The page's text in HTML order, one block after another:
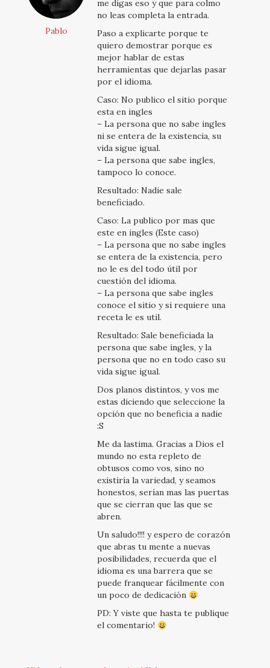
Pablo
me digas eso y que para colmo
no leas completa la entrada.
Paso a explicarte porque te
quiero demostrar porque es
mejor hablar de estas
herramientas que dejarlas pasar
por el idioma.
Caso: No publico el sitio porque
esta en ingles
– La persona que no sabe ingles
ni se entera de la existencia, su
vida sigue igual.
– La persona que sabe ingles,
tampoco lo conoce.
Resultado: Nadie sale
beneficiado.
Caso: La publico por mas que
este en ingles (Este caso)
– La persona que no sabe ingles
se entera de la existencia, pero
no le es del todo útil por
cuestión del idioma.
– La persona que sabe ingles
conoce el sitio y si requiere una
receta le es util.
Resultado: Sale beneficiada la
persona que sabe ingles, y la
persona que no en todo caso su
vida sigue igual.
Dos planos distintos, y vos me
estas diciendo que seleccione la
opción que no beneficia a nadie
:S
Me da lastima. Gracias a Dios el
mundo no esta repleto de
obtusos como vos, sino no
existiría la variedad, y seamos
honestos, serían mas las puertas
que se cierran que las que se
abren.
Un saludo!!!! y espero de corazón
que abras tu mente a nuevas
posibilidades, recuerda que el
idioma es una barrera que se
puede franquear fácilmente con
un poco de dedicación
PD: Y viste que hasta te publique
el comentario!